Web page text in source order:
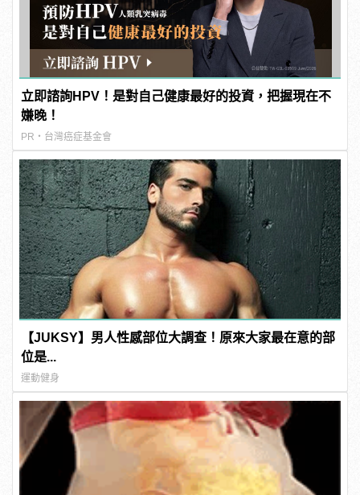
立即諮詢HPV！是對自己健康最好的投資，把握現在不
嫌晚！
PR・台灣癌症基金會
【JUKSY】男人性感部位大調查！原來大家最在意的部
位是...
運動健身